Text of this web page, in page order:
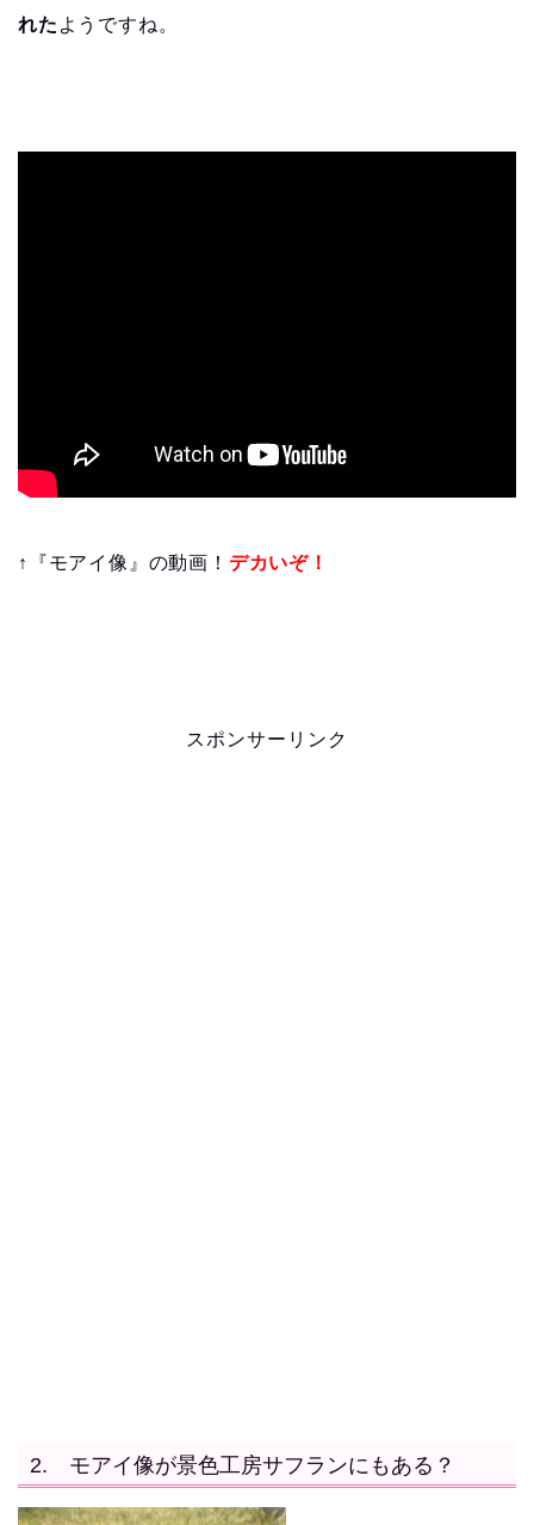
れた ようですね。
↑『モアイ像』の動画！ デカいぞ！
スポンサーリンク
2. モアイ像が景色工房サフランにもある？